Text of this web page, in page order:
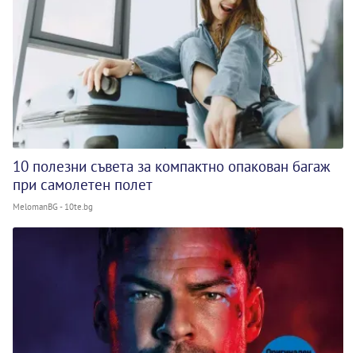
10 полезни съвета за компактно опакован багаж
при самолетен полет
MelomanBG - 10te.bg